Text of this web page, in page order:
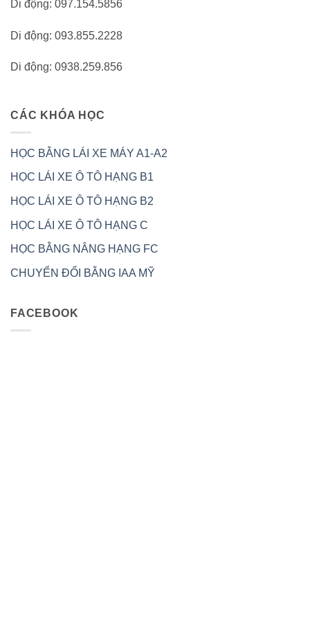
Di động: 097.154.5856
Di động: 093.855.2228
Di động: 0938.259.856
CÁC KHÓA HỌC
HỌC BẰNG LÁI XE MÁY A1-A2
HỌC LÁI XE Ô TÔ HẠNG B1
HỌC LÁI XE Ô TÔ HẠNG B2
HỌC LÁI XE Ô TÔ HẠNG C
HỌC BẰNG NÂNG HẠNG FC
CHUYỂN ĐỔI BẰNG IAA MỸ
FACEBOOK